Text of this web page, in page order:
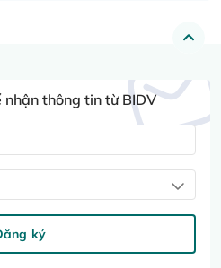
thông tin từ BIDV
ký